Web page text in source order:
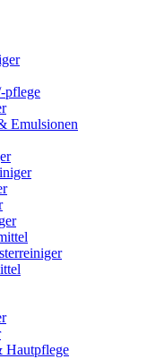
pflege
Emulsionen
Hautpflege